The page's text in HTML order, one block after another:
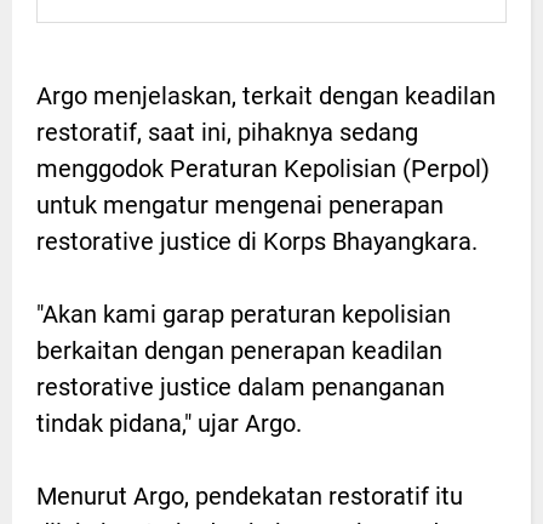
Argo menjelaskan, terkait dengan keadilan
restoratif, saat ini, pihaknya sedang
menggodok Peraturan Kepolisian (Perpol)
untuk mengatur mengenai penerapan
restorative justice di Korps Bhayangkara.
"Akan kami garap peraturan kepolisian
berkaitan dengan penerapan keadilan
restorative justice dalam penanganan
tindak pidana," ujar Argo.
Menurut Argo, pendekatan restoratif itu